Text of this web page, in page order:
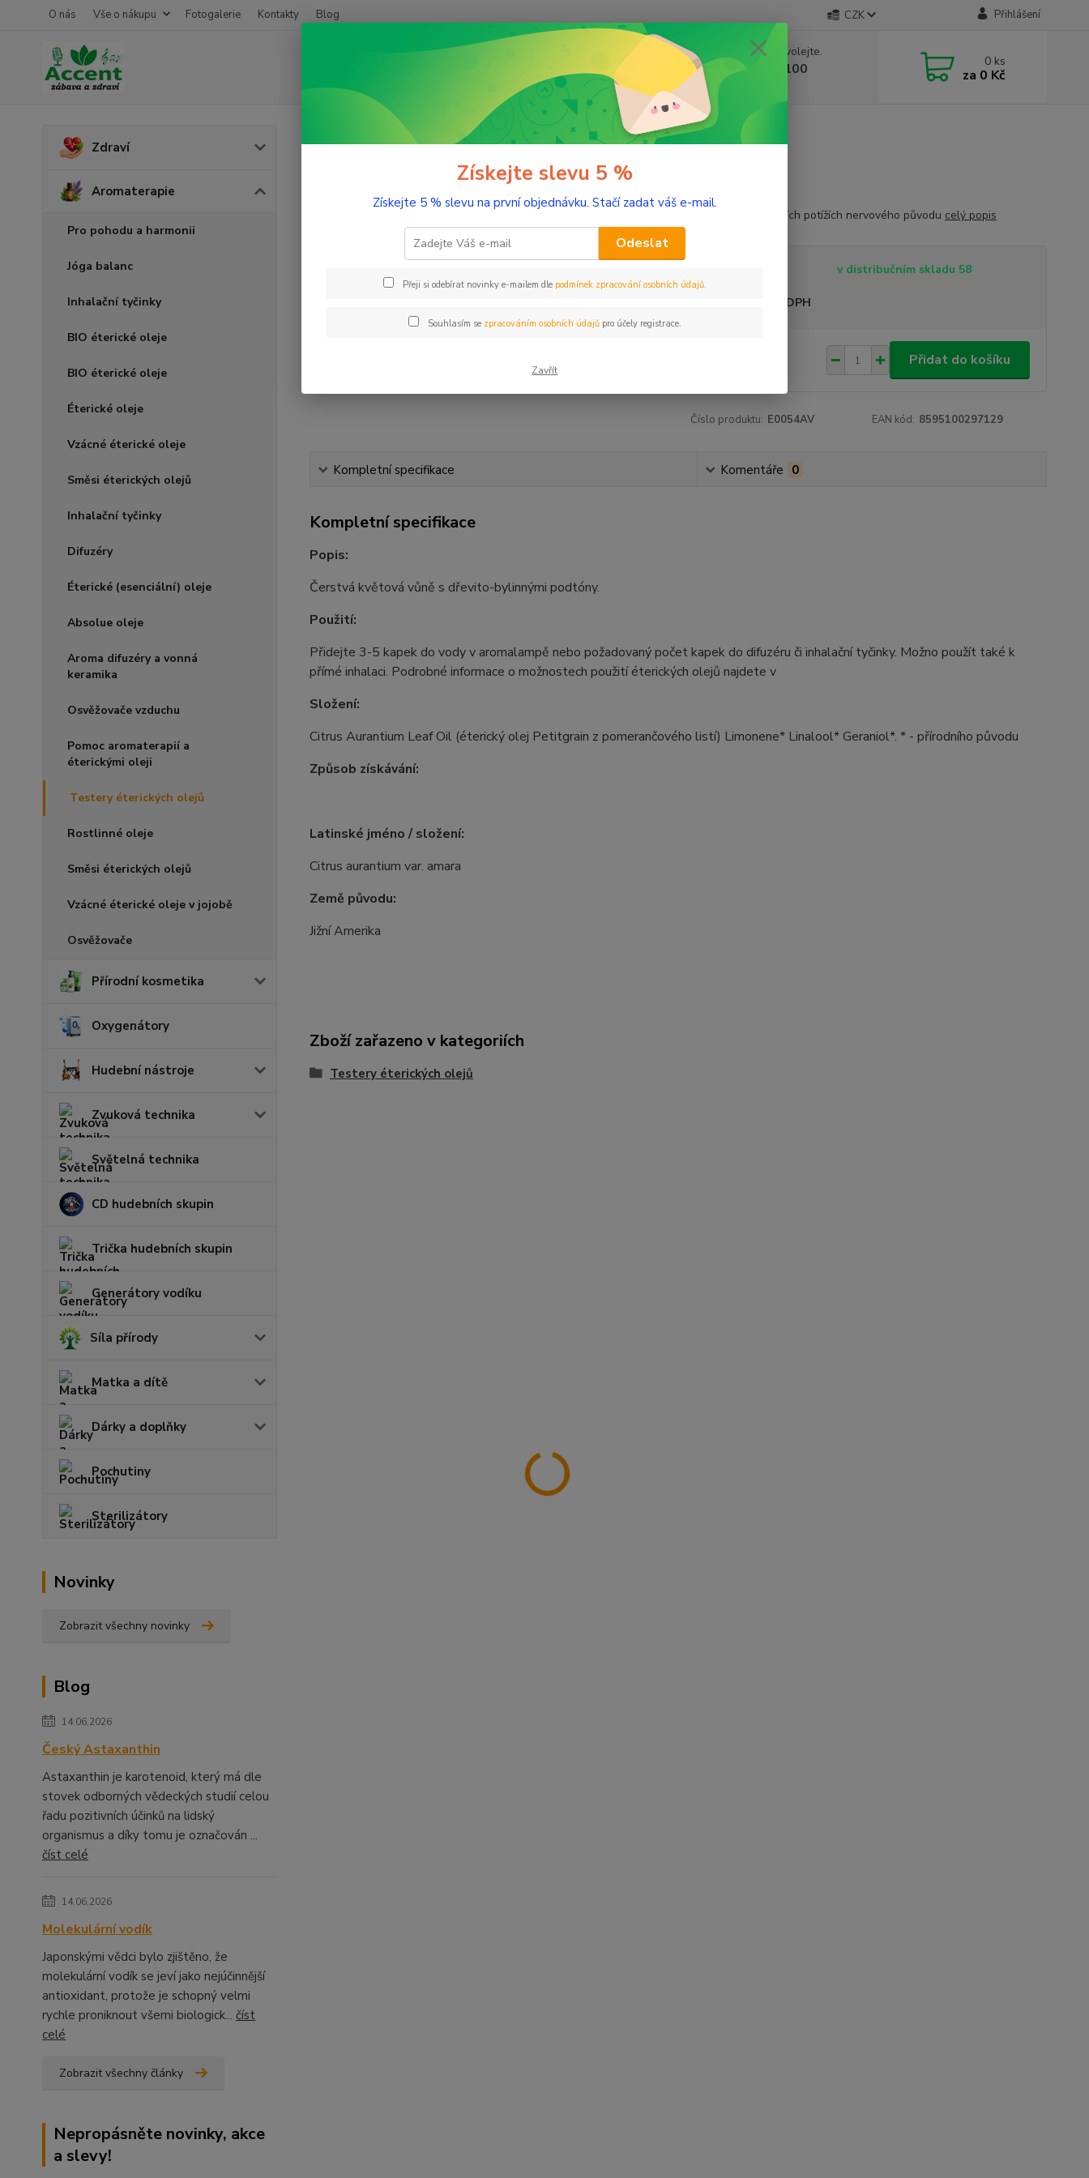
O nás Vše o nákupu Fotogalerie Kontakty Blog CZK Přihlášení
Nevíte si rady? Zavolejte.
+420 603 332 100
(Po-Pá, 10-17 hod.)
0 ks
za 0 Kč
Zdraví
Aromaterapie
Pro pohodu a harmonii
Jóga balanc
Inhalační tyčinky
BIO éterické oleje
BIO éterické oleje
Éterické oleje
Vzácné éterické oleje
Směsi éterických olejů
Inhalační tyčinky
Difuzéry
Éterické (esenciální) oleje
Absolue oleje
Aroma difuzéry a vonná
keramika
Osvěžovače vzduchu
Pomoc aromaterapií a
éterickými oleji
Testery éterických olejů
Rostlinné oleje
Směsi éterických olejů
Vzácné éterické oleje v jojobě
Osvěžovače
Přírodní kosmetika
Oxygenátory
Hudební nástroje
Zvuková technika
Světelná technika
CD hudebních skupin
Trička hudebních skupin
Generátory vodíku
Síla přírody
Matka a dítě
Dárky a doplňky
Pochutiny
Sterilizátory
Novinky
Zobrazit všechny novinky
Blog
14.06.2026
Český Astaxanthin
Astaxanthin je karotenoid, který má dle
stovek odborných vědeckých studií celou
řadu pozitivních účinků na lidský
organismus a díky tomu je označován ...
číst celé
14.06.2026
Molekulární vodík
Japonskými vědci bylo zjištěno, že
molekulární vodík se jeví jako nejúčinnější
antioxidant, protože je schopný velmi
rychle proniknout všemi biologick... číst
celé
Zobrazit všechny články
Nepropásněte novinky, akce
a slevy!
Aromaterapie Testery éterických olejů Petitgrain 2 ml tester sklo
Petitgrain 2 ml tester sklo
Ulevuje při zažívacích potížích nervového původu celý popis
v distribučním skladu 58
Nejsme plátci DPH
Přidat do košíku
Číslo produktu: E0054AV EAN kód: 8595100297129
Kompletní specifikace Komentáře 0
Kompletní specifikace
Popis:
Čerstvá květová vůně s dřevito-bylinnými podtóny.
Použití:
Přidejte 3-5 kapek do vody v aromalampě nebo požadovaný počet kapek do difuzéru či inhalační tyčinky. Možno použít také k
přímé inhalaci. Podrobné informace o možnostech použití éterických olejů najdete v
Složení:
Citrus Aurantium Leaf Oil (éterický olej Petitgrain z pomerančového listí) Limonene* Linalool* Geraniol*. * - přírodního původu
Způsob získávání:
Latinské jméno / složení:
Citrus aurantium var. amara
Země původu:
Jižní Amerika
Zboží zařazeno v kategoriích
Testery éterických olejů
Získejte slevu 5 %
Získejte 5 % slevu na první objednávku. Stačí zadat váš e-mail.
Odeslat
Přeji si odebírat novinky e-mailem dle podmínek zpracování osobních údajů.
Souhlasím se zpracováním osobních údajůpro účely registrace.
Zavřít